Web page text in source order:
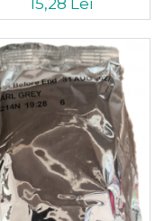
15,28 Lei